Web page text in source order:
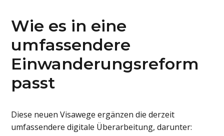
Wie es in eine
umfassendere
Einwanderungsreform
passt
Diese neuen Visawege ergänzen die derzeit
umfassendere digitale Überarbeitung, darunter: